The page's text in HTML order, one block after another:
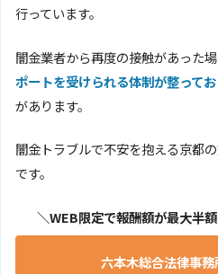
行っています。
闇金業者から再度の接触があった
ポートを受けられる体制が整って
があります。
闇金トラブルで不安を抱える京都
です。
＼WEB限定で報酬額が最大半
六本木総合法律事